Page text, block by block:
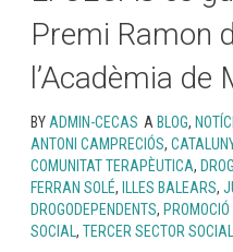
Premi Ramon
l’Acadèmia de
BY ADMIN-CECAS A BLOG,
ANTONI CAMPRECIÓS,
COMUNITAT TERAPÈUTICA,
FERRAN SOLÉ, ILLES BALEARS,
DROGODEPENDENTS,
SOCIAL , TERCER SECTOR